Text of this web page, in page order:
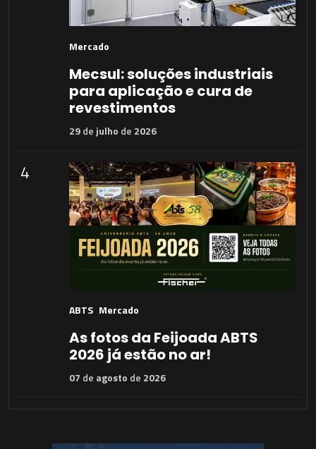
Mercado
Mecsul: soluções industriais
para aplicação e cura de
revestimentos
29de julho de 2026
4
ABTS Mercado
As fotos da Feijoada ABTS
2026 já estão no ar!
07 de agosto de 2026